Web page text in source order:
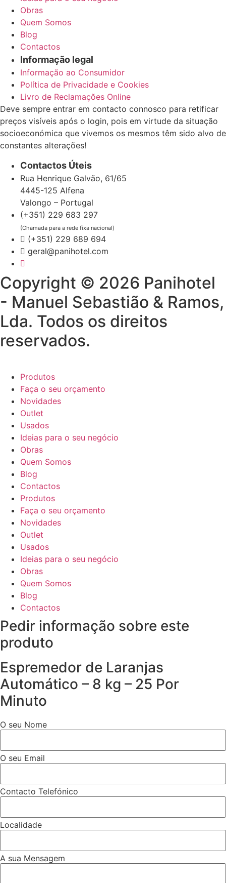
Obras
Quem Somos
Blog
Contactos
Informação legal
Informação ao Consumidor
Política de Privacidade e Cookies
Livro de Reclamações Online
Deve sempre entrar em contacto connosco para retificar
preços visíveis após o login, pois em virtude da situação
socioeconómica que vivemos os mesmos têm sido alvo de
constantes alterações!
Contactos Úteis
Rua Henrique Galvão, 61/65
4445-125 Alfena
Valongo – Portugal
(+351) 229 683 297
(Chamada para a rede fixa nacional)
(+351) 229 689 694
geral@panihotel.com
Copyright © 2026 Panihotel
- Manuel Sebastião & Ramos,
Lda. Todos os direitos
reservados.
Produtos
Faça o seu orçamento
Novidades
Outlet
Usados
Ideias para o seu negócio
Obras
Quem Somos
Blog
Contactos
Produtos
Faça o seu orçamento
Novidades
Outlet
Usados
Ideias para o seu negócio
Obras
Quem Somos
Blog
Contactos
Pedir informação sobre este
produto
Espremedor de Laranjas
Automático – 8 kg – 25 Por
Minuto
O seu Nome
O seu Email
Contacto Telefónico
Localidade
A sua Mensagem